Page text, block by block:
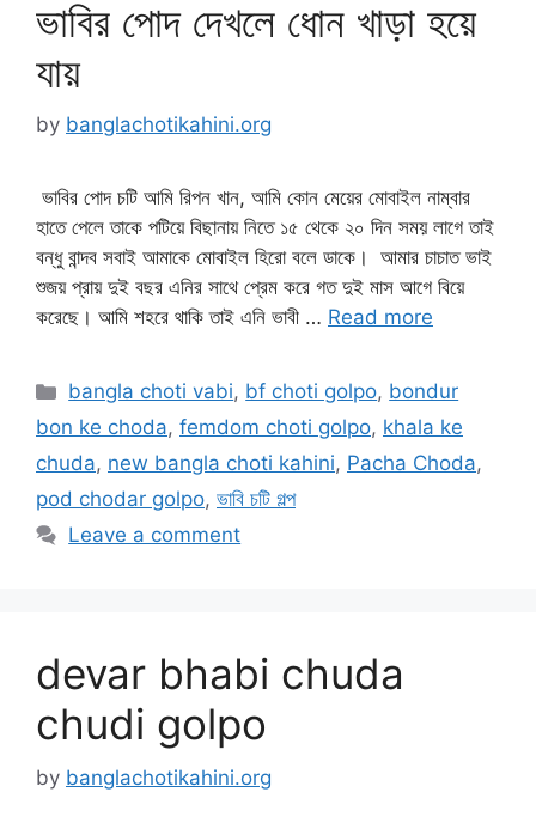
ভাবির পোদ দেখলে ধোন খাড়া হয়ে
যায়
by banglachotikahini.org
ভাবির পোদ চটি আমি রিপন খান, আমি কোন মেয়ের মোবাইল নাম্বার
হাতে পেলে তাকে পটিয়ে বিছানায় নিতে ১৫ থেকে ২০ দিন সময় লাগে তাই
বন্ধু বান্দব সবাই আমাকে মোবাইল হিরো বলে ডাকে। আমার চাচাত ভাই
শুজয় প্রায় দুই বছর এনির সাথে প্রেম করে গত দুই মাস আগে বিয়ে
করেছে। আমি শহরে থাকি তাই এনি ভাবী … Read more
Categories
bangla choti vabi, bf choti golpo, bondur
bon ke choda, femdom choti golpo, khala ke
chuda, new bangla choti kahini, Pacha Choda,
pod chodar golpo, ভাবি চটি গল্প
Leave a comment
devar bhabi chuda
chudi golpo
by banglachotikahini.org